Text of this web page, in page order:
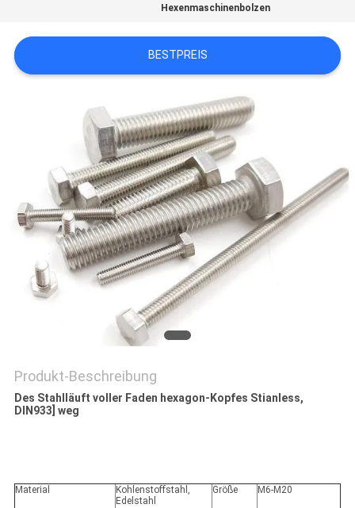
SIE EIN
ZITAT
SITEMAP
PRIVACY
POLICY
Hexenmaschinenbolzen
BESTPREIS
Produkt-Beschreibung
Des Stahlläuft voller Faden hexagon-Kopfes Stianless,
DIN933] weg
Material
Kohlenstoffstahl,
Edelstahl
Größe M6-M20